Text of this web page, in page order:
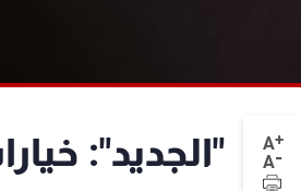
A+
A-
"الجديد":